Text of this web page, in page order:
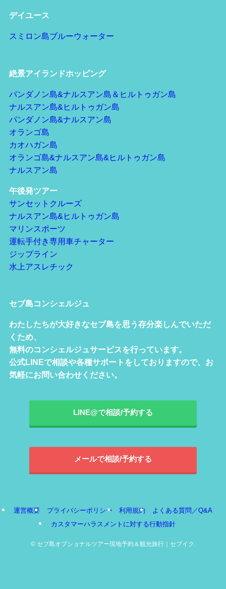
デイユース
スミロン島ブルーウォーター
絶景アイランドホッピング
パンダノン島&ナルスアン島＆ヒルトゥガン島
ナルスアン島&ヒルトゥガン島
パンダノン島&ナルスアン島
オランゴ島
カオハガン島
オランゴ島&ナルスアン島&ヒルトゥガン島
ナルスアン島
午後発ツアー
サンセットクルーズ
ナルスアン島&ヒルトゥガン島
マリンスポーツ
運転手付き専用車チャーター
ジップライン
水上アスレチック
セブ島コンシェルジュ
わたしたちが大好きなセブ島を思う存分楽しんでいただ
くため、
無料のコンシェルジュサービスを行っています。
公式LINEで相談や各種サポートをしておりますので、お
気軽にお問い合わせください。
LINE@で相談/予約する
メールで相談/予約する
運営概要 プライバシーポリシー 利用規約
よくある質問／Q&A
カスタマーハラスメントに対する行動指針
©セブ島オプショナルツアー現地予約＆観光旅行｜セブイク.